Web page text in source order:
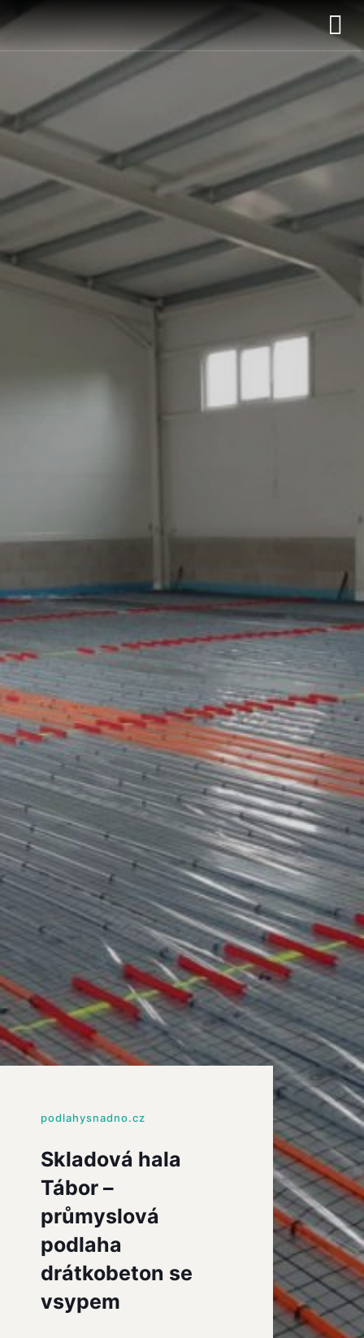
podlahysnadno.cz
Skladová hala
Tábor –
průmyslová
podlaha
drátkobeton se
vsypem